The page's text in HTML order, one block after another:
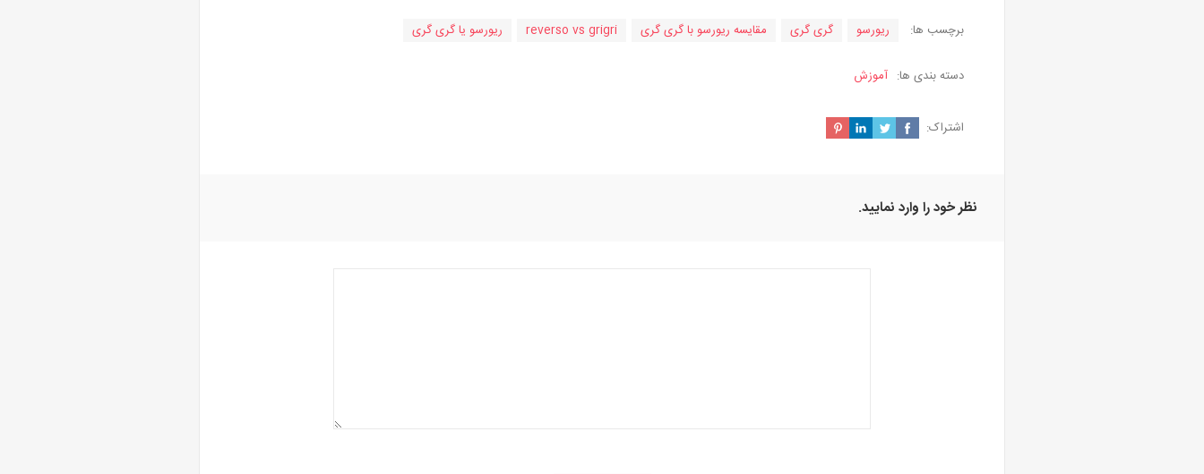
برچسب ها: ریورسو گری گری مقایسه ریورسو با گری گری reverso vs grigri ریورسو یا گری گری
دسته بندی ها: آموزش
اشتراک:
نظر خود را وارد نمایید.